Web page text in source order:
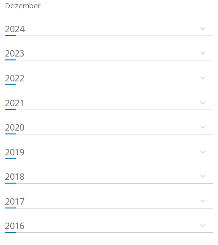
Dezember
2024
2023
2022
2021
2020
2019
2018
2017
2016